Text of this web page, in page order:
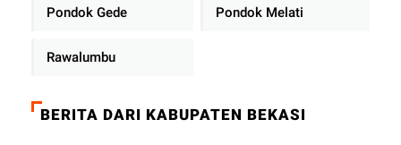
Pondok Gede Pondok Melati
Rawalumbu
BERITA DARI KABUPATEN BEKASI